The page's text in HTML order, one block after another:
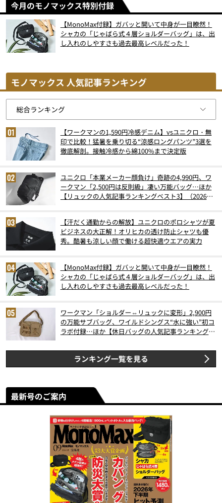
今月のモノマックス特別付録
【MonoMax付録】ガバッと開いて中身が一目瞭然！
シャカの「じゃばら式４層ショルダーバッグ」は、出
し入れのしやすさも過去最高レベルだった！
モノマックス 人気記事ランキング
【ワークマンの1,590円冷感デニム】vsユニクロ・無
印で比較！猛暑を乗り切る“涼感ロングパンツ”3選を
徹底解剖。接触冷感から綿100%まで決定版
ユニクロ「本業メーカー顔負け」奇跡の4,990円、ワ
ークマン「2,500円は反則級」凄い万能バッグ…ほか
【リュックの人気記事ランキングベスト3】（2026年
【汗だく通勤からの解放】ユニクロのポロシャツが夏
ビジネスの大正解！オリヒカの透け防止シャツも優
秀。酷暑も涼しい顔で働ける超快適ウエアの実力
【MonoMax付録】ガバッと開いて中身が一目瞭然！
シャカの「じゃばら式４層ショルダーバッグ」は、出
し入れのしやすさも過去最高レベルだった！
ワークマン「ショルダー⇔リュックに変形」2,900円
の万能サブバッグ、ワイルドシングス“水に強い”初コ
ラボ付録…ほか【休日バッグの人気記事ランキングベ
ランキング一覧を見る
最新号のご案内